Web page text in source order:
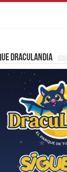
Draculandia